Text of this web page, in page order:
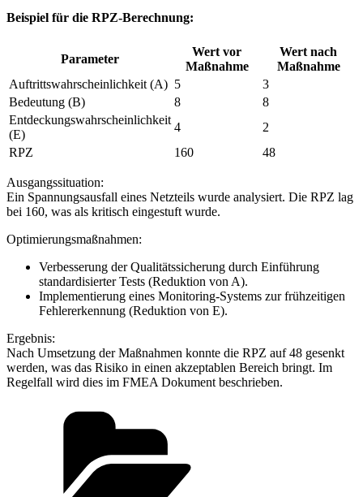
Beispiel für die RPZ-Berechnung:
Parameter
Wert vor
Maßnahme
Wert nach
Maßnahme
Auftrittswahrscheinlichkeit (A) 5
3
Bedeutung (B)
8
8
Entdeckungswahrscheinlichkeit
(E)
4
2
RPZ
160 48
Ausgangssituation:
Ein Spannungsausfall eines Netzteils wurde analysiert. Die RPZ lag
bei 160, was als kritisch eingestuft wurde.
Optimierungsmaßnahmen:
Verbesserung der Qualitätssicherung durch Einführung
standardisierter Tests (Reduktion von A).
Implementierung eines Monitoring-Systems zur frühzeitigen
Fehlererkennung (Reduktion von E).
Ergebnis:
Nach Umsetzung der Maßnahmen konnte die RPZ auf 48 gesenkt
werden, was das Risiko in einen akzeptablen Bereich bringt. Im
Regelfall wird dies im FMEA Dokument beschrieben.